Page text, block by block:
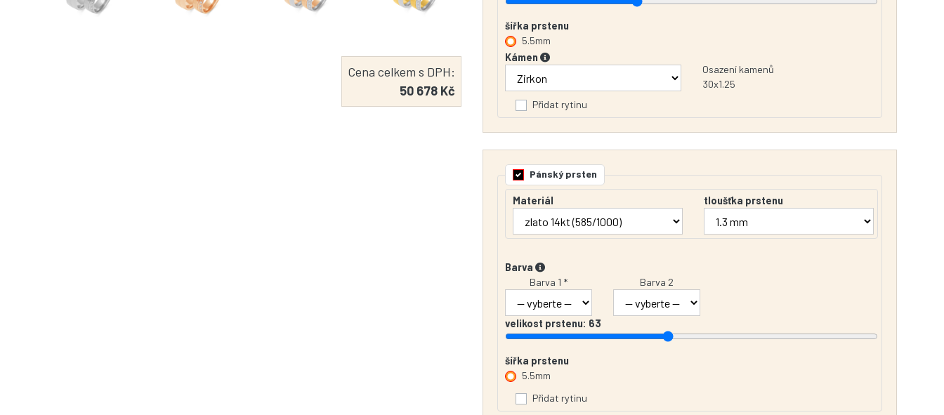
Cena celkem s DPH:
50 678 Kč
šířka prstenu
5.5mm
Kámen
Osazení kamenů
30x1.25
Přidat rytinu
Pánský prsten
Materiál tloušťka prstenu
Barva
Barva 1 *
Barva 2
velikost prstenu: 63
šířka prstenu
5.5mm
Přidat rytinu